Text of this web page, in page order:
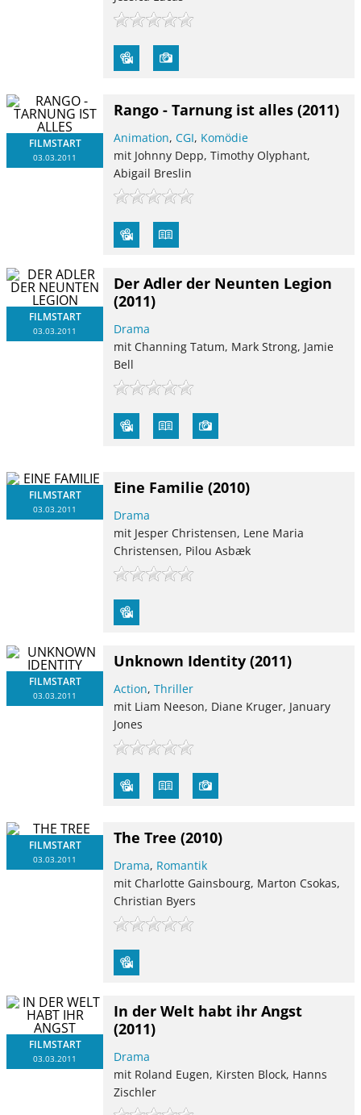
FILMSTART
03.03.2011
Rango - Tarnung ist alles (2011)
Animation,CGI, Komödie
mit Johnny Depp, Timothy Olyphant,
Abigail Breslin
FILMSTART
03.03.2011
Der Adler der Neunten Legion
(2011)
Drama
mit Channing Tatum, Mark Strong, Jamie
Bell
FILMSTART
03.03.2011
Eine Familie (2010)
Drama
mit Jesper Christensen, Lene Maria
Christensen, Pilou Asbæk
FILMSTART
03.03.2011
Unknown Identity (2011)
Action,Thriller
mit Liam Neeson, Diane Kruger, January
Jones
FILMSTART
03.03.2011
The Tree (2010)
Drama, Romantik
mit Charlotte Gainsbourg, Marton Csokas,
Christian Byers
FILMSTART
03.03.2011
In der Welt habt ihr Angst
(2011)
Drama
mit Roland Eugen, Kirsten Block, Hanns
Zischler